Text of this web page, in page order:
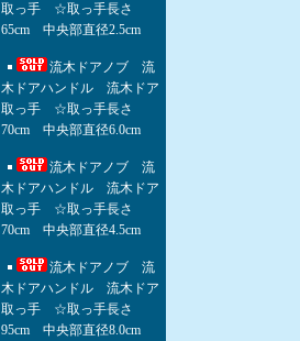
取っ手 ☆取っ手長さ
65cm 中央部直径2.5cm
流木ドアノブ 流
木ドアハンドル 流木ドア
取っ手 ☆取っ手長さ
70cm 中央部直径6.0cm
流木ドアノブ 流
木ドアハンドル 流木ドア
取っ手 ☆取っ手長さ
70cm 中央部直径4.5cm
流木ドアノブ 流
木ドアハンドル 流木ドア
取っ手 ☆取っ手長さ
95cm 中央部直径8.0cm